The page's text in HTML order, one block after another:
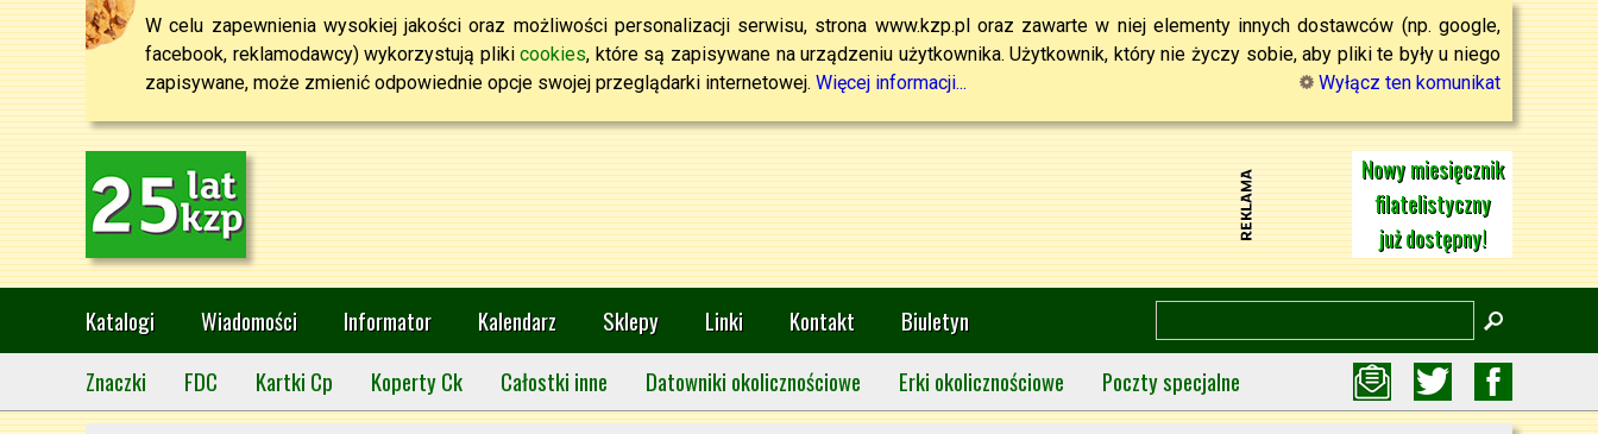
W celu zapewnienia wysokiej jakości oraz możliwości personalizacji serwisu, strona www.kzp.pl oraz zawarte w niej elementy innych dostawców (np. google,
facebook, reklamodawcy) wykorzystują plikicookies, które są zapisywane na urządzeniu użytkownika. Użytkownik, który nie życzy sobie, aby pliki te były u niego
zapisywane, może zmienić odpowiednie opcje swojej przeglądarki internetowej. Więcej informacji... Wyłącz ten komunikat
Nowy miesięcznik
filatelistyczny
już dostępny!
Katalogi Wiadomości Informator Kalendarz Sklepy Linki Kontakt
Biuletyn
Znaczki
FDC Kartki Cp Koperty Ck Całostki inne Datowniki okolicznościowe Erki okolicznościowe Poczty specjalne